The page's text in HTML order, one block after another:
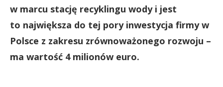
w marcu stację recyklingu wody i jest
to największa do tej pory inwestycja firmy w
Polsce z zakresu zrównoważonego rozwoju –
ma wartość 4 milionów euro.